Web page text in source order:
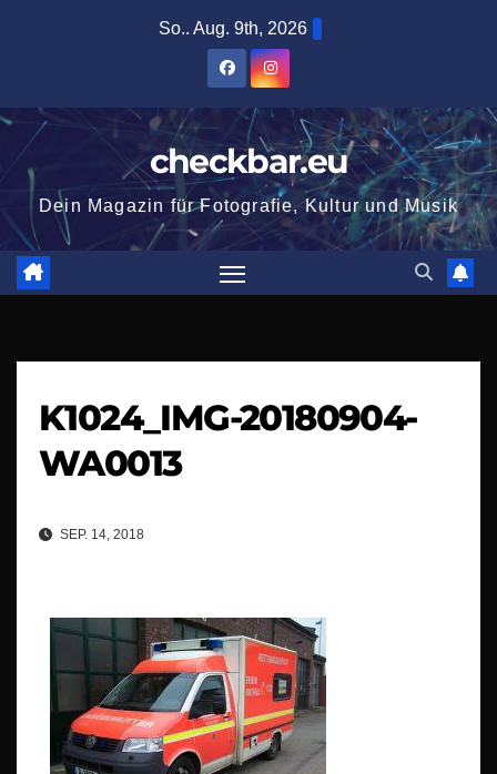
So.. Aug. 9th, 2026
checkbar.eu
Dein Magazin für Fotografie, Kultur und Musik
K1024_IMG-20180904-
WA0013
SEP. 14, 2018